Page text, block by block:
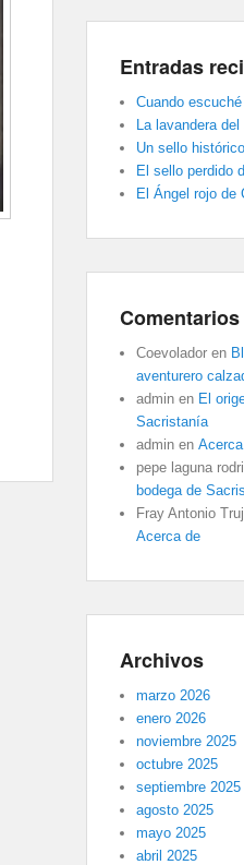
Entradas
Cuando
La lavandera
Un sello
El sello perdido
El Ángel rojo de
Coevolador en
aventurero
admin en El
Sacristanía
admin en
pepe laguna
bodega de
Fray Antonio
Acerca de
Archivos
marzo 2026
enero 2026
noviembre 2025
octubre 2025
septiembre 2025
agosto 2025
mayo 2025
abril 2025